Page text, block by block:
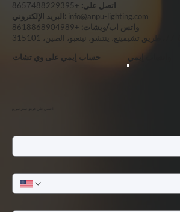
اتصل على: +8657488229395
البريد الإلكتروني: info@anpu-lighting.com
واتس اب/ويشات: +8618868904989
حساب إيمي على وي تشات
واتساب إيمي